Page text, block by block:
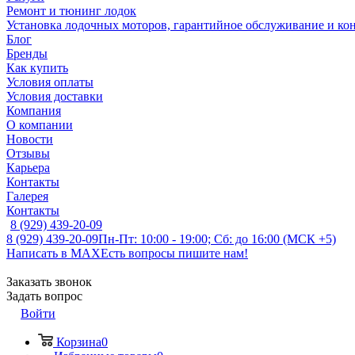
Ремонт и тюнинг лодок
Установка лодочных моторов, гарантийное обслуживание и
Блог
Бренды
Как купить
Условия оплаты
Условия доставки
Компания
О компании
Новости
Отзывы
Карьера
Контакты
Галерея
Контакты
8 (929) 439-20-09
8 (929) 439-20-09Пн-Пт: 10:00 - 19:00; Сб: до 16:00 (МСК +5)
Написать в MAXЕсть вопросы пишите нам!
Заказать звонок
Задать вопрос
Войти
Корзина0